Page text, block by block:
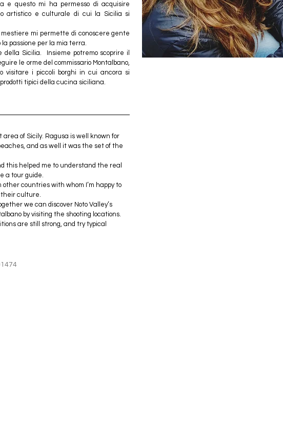
e questo mi ha permesso di acquisire
artistico e culturale di cui la Sicilia si
mi permette di conoscere gente
passione per la mia terra.
Sicilia.  Insieme potremo scoprire il
le orme del commissario Montalbano,
visitare i piccoli borghi in cui ancora si
tipici della cucina siciliana.
area of Sicily. Ragusa is well known for
and as well it was the set of the
this helped me to understand the real
a tour guide.
other countries with whom I’m happy to
their culture.
we can discover Noto Valley’s
by visiting the shooting locations.
are still strong, and try typical